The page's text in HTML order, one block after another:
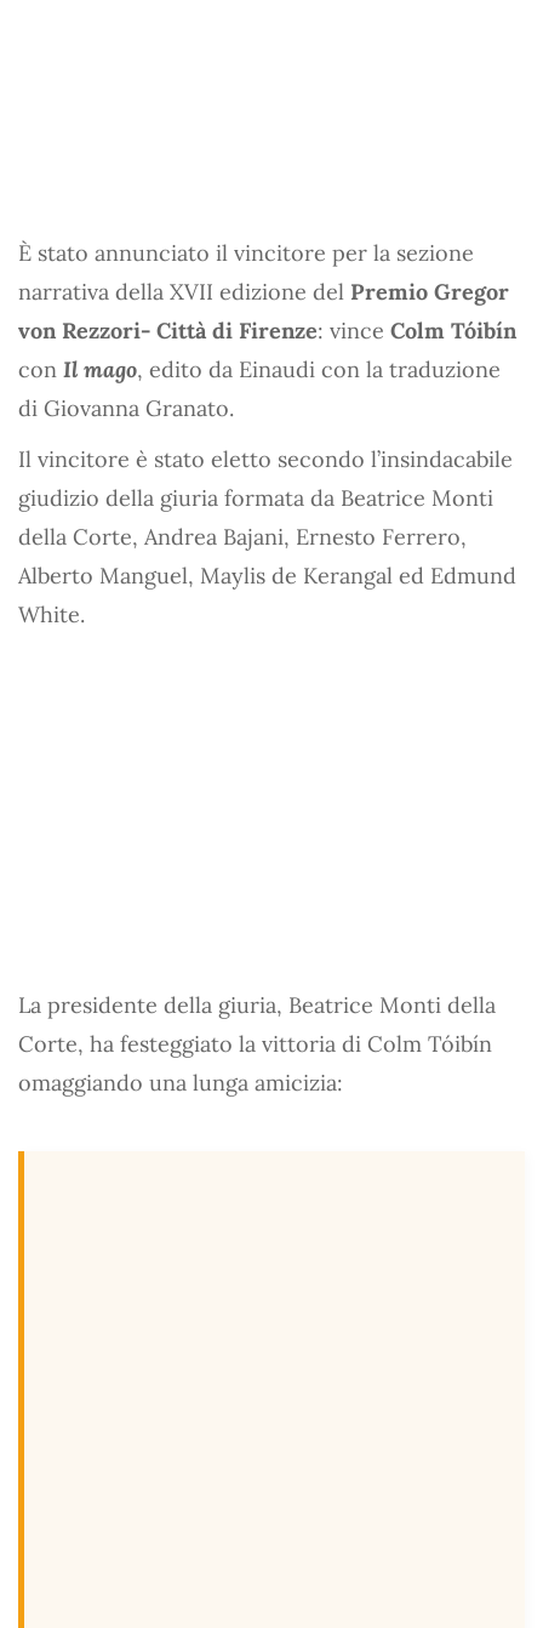
È stato annunciato il vincitore per la sezione
narrativa della XVII edizione del Premio Gregor
von Rezzori- Città di Firenze: vince Colm Tóibín
con Il mago, edito da Einaudi con la traduzione
di Giovanna Granato.
Il vincitore è stato eletto secondo l’insindacabile
giudizio della giuria formata da Beatrice Monti
della Corte, Andrea Bajani, Ernesto Ferrero,
Alberto Manguel, Maylis de Kerangal ed Edmund
White.
La presidente della giuria, Beatrice Monti della
Corte, ha festeggiato la vittoria di Colm Tóibín
omaggiando una lunga amicizia: